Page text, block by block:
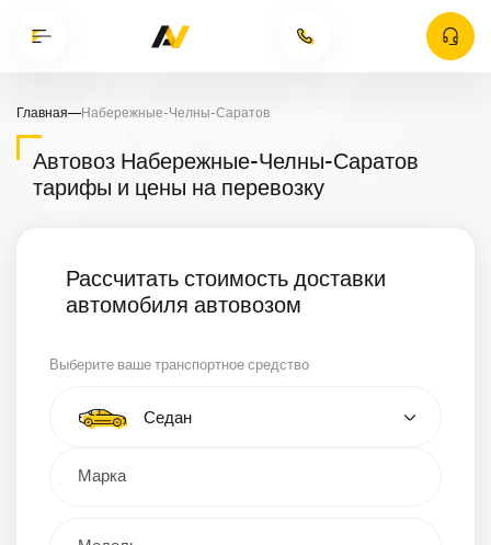
Главная—Набережные-Челны-Саратов
Автовоз Набережные-Челны-Саратов
тарифы и цены на перевозку
Рассчитать стоимость доставки
автомобиля автовозом
Выберите ваше транспортное средство
Тип автомобиля
Седан
Кроссовер